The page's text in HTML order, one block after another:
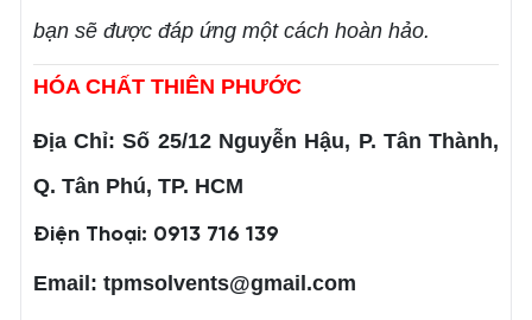
bạn sẽ được đáp ứng một cách hoàn hảo.
HÓA CHẤT THIÊN PHƯỚC
Địa Chỉ: Số 25/12 Nguyễn Hậu, P. Tân Thành,
Q. Tân Phú, TP. HCM
Điện Thoại: 0913 716 139
Email: tpmsolvents@gmail.com